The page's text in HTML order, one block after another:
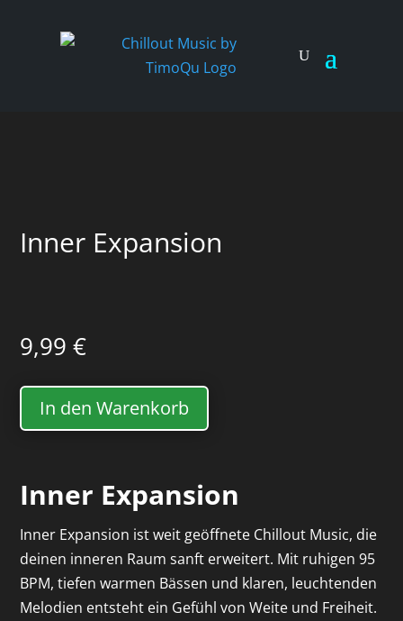
Inner Expansion
9,99€
In den Warenkorb
Inner Expansion
Inner Expansion ist weit geöffnete Chillout Music, die
deinen inneren Raum sanft erweitert. Mit ruhigen 95
BPM, tiefen warmen Bässen und klaren, leuchtenden
Melodien entsteht ein Gefühl von Weite und Freiheit.